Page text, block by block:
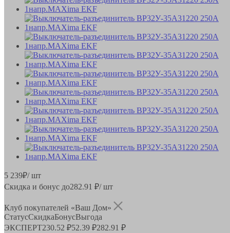
5 239₽/ шт
Скидка и бонус до282.91 ₽/ шт
Клуб покупателей «Ваш Дом»
СтатусСкидкаБонусВыгода
ЭКСПЕРТ230.52 ₽52.39 ₽282.91 ₽